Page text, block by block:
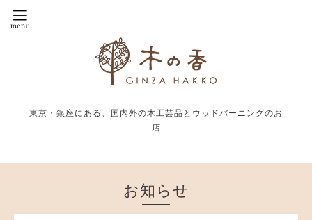
東京・銀座にある、国内外の木工芸品とウッドバーニングのお
店
お知らせ